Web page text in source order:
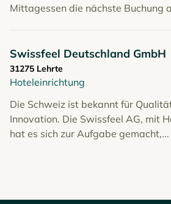
Mittagessen die nächste Buchung
Swissfeel Deutschland GmbH
31275 Lehrte
Hoteleinrichtung
Die Schweiz ist bekannt für
Innovation. Die Swissfeel AG, mit
hat es sich zur Aufgabe gemacht,...